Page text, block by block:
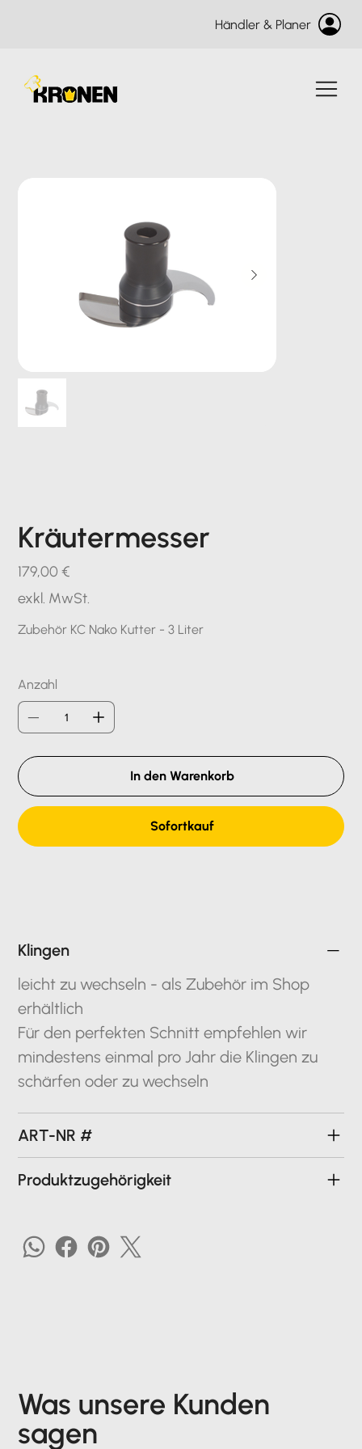
Händler & Planer
Kräutermesser
Preis
179,00 €
exkl. MwSt.
Zubehör KC Nako Kutter - 3 Liter
Anzahl
In den Warenkorb
Sofortkauf
Klingen
leicht zu wechseln - als Zubehör im Shop
erhältlich
Für den perfekten Schnitt empfehlen wir
mindestens einmal pro Jahr die Klingen zu
schärfen oder zu wechseln
ART-NR #
Produktzugehörigkeit
Was unsere Kunden
sagen